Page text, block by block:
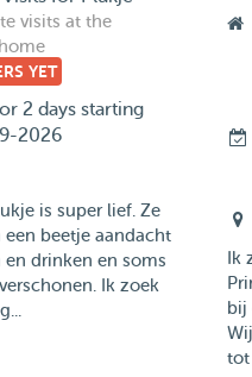
visits at the
YET
2 days starting
2026
is super lief. Ze
beetje aandacht
drinken en soms
Ik zoek
Ik
bij
tot